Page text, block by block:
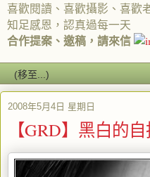
喜歡閱讀、喜歡攝影、喜歡
知足感恩，認真過每一天
合作提案、邀稿，請來信
2008年5月4日 星期日
【GRD】黑白的